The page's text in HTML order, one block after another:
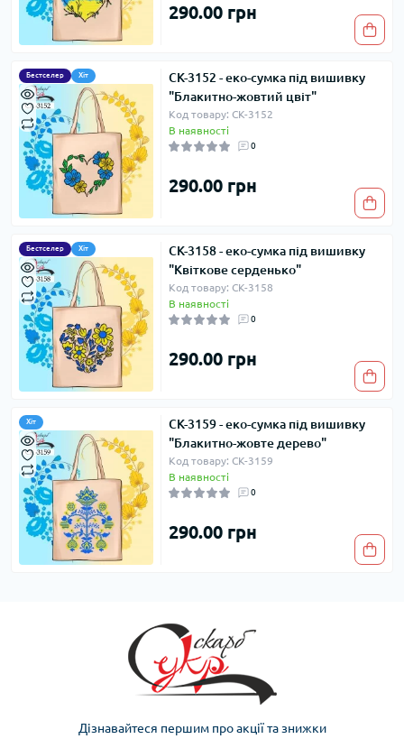
290.00 грн
Бестселер Хіт
СК-3152 - еко-сумка під вишивку
"Блакитно-жовтий цвіт"
Код товару: СК-3152
В наявності
0
290.00 грн
Бестселер Хіт
СК-3158 - еко-сумка під вишивку
"Квіткове серденько"
Код товару: СК-3158
В наявності
0
290.00 грн
Хіт
СК-3159 - еко-сумка під вишивку
"Блакитно-жовте дерево"
Код товару: СК-3159
В наявності
0
290.00 грн
Дізнавайтеся першим про акції та знижки